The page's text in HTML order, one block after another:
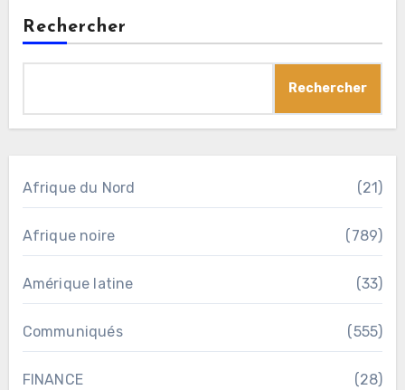
Rechercher
Rechercher
Afrique du Nord (21)
Afrique noire (789)
Amérique latine (33)
Communiqués (555)
FINANCE (28)